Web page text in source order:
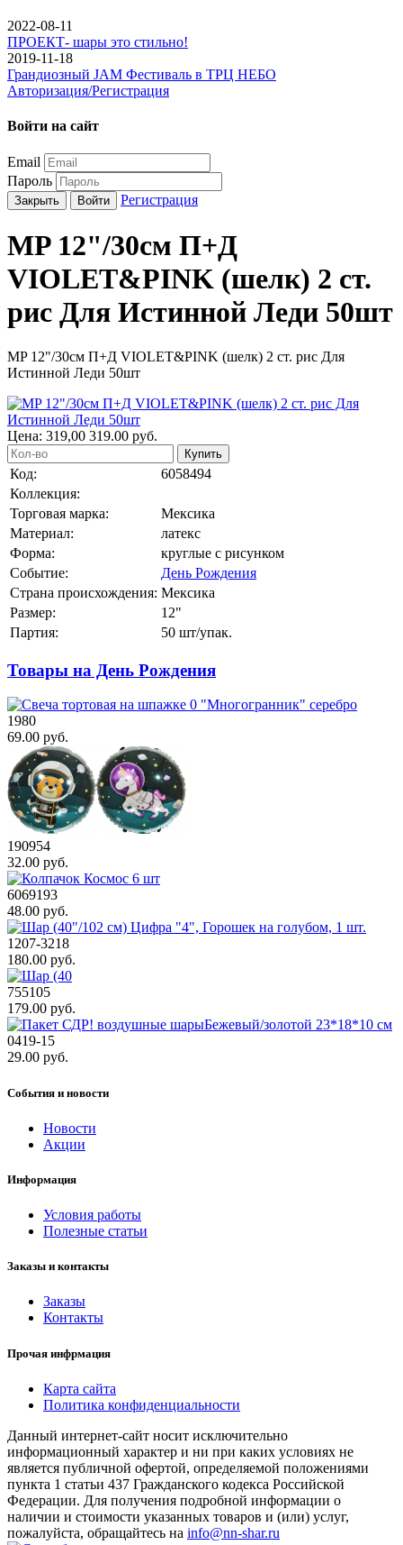
2022-08-11
ПРОЕКТ- шары это стильно!
2019-11-18
Грандиозный JAM Фестиваль в ТРЦ НЕБО
Авторизация/Регистрация
Войти на сайт
Email
Пароль
Закрыть Войти Регистрация
MP 12"/30см П+Д
VIOLET&PINK (шелк) 2 ст.
рис Для Истинной Леди 50шт
MP 12"/30см П+Д VIOLET&PINK (шелк) 2 ст. рис Для
Истинной Леди 50шт
Цена: 319,00 319.00 руб.
Купить
Код:
6058494
Коллекция:
Торговая марка:
Мексика
Материал:
латекс
Форма:
круглые с рисунком
Событие:
День Рождения
Страна происхождения: Мексика
Размер:
12"
Партия:
50 шт/упак.
Товары на День Рождения
1980
69.00 руб.
190954
32.00 руб.
6069193
48.00 руб.
1207-3218
180.00 руб.
755105
179.00 руб.
0419-15
29.00 руб.
События и новости
Новости
Акции
Информация
Условия работы
Полезные статьи
Заказы и контакты
Заказы
Контакты
Прочая инфрмация
Карта сайта
Политика конфиденциальности
Данный интернет-сайт носит исключительно
информационный характер и ни при каких условиях не
является публичной офертой, определяемой положениями
пункта 1 статьи 437 Гражданского кодекса Российской
Федерации. Для получения подробной информации о
наличии и стоимости указанных товаров и (или) услуг,
пожалуйста, обращайтесь на info@nn-shar.ru